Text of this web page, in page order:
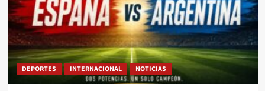
DEPORTES INTERNACIONAL NOTICIAS